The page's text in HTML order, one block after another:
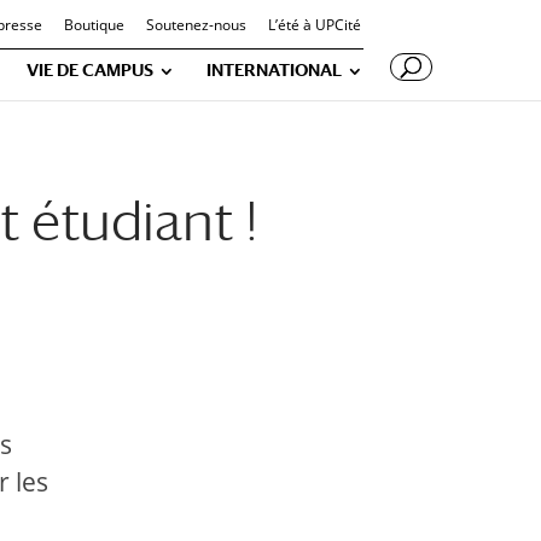
Boutique Soutenez-nous L’été à UPCité
VIE DE CAMPUS INTERNATIONAL
étudiant !
les